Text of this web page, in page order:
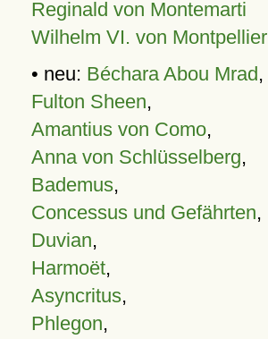
Reginald von Montemarti
Wilhelm VI. von Montpellier
• neu: Béchara Abou Mrad,
Fulton Sheen,
Amantius von Como,
Anna von Schlüsselberg,
Bademus,
Concessus und Gefährten,
Duvian,
Harmoët,
Asyncritus,
Phlegon,